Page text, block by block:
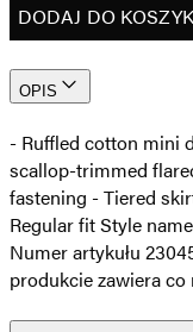
DODAJ DO
OPIS
- Ruffled cotton mini
scallop-trimmed
fastening - Tiered
Regular fit Style
Numer artykułu
produkcie zawiera co